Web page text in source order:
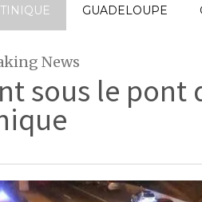
GUADELOUPE
News
sous le pont